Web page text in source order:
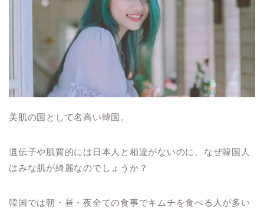
美肌の国として名高い韓国。
遺伝子や肌質的には日本人と相違がないのに、なぜ韓国人
はみな肌が綺麗なのでしょうか？
韓国では朝・昼・夜全ての食事でキムチを食べる人が多い